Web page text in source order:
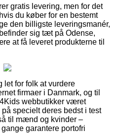
gratis levering, men for det
du køber for en bestemt
den billigste leveringsmanér,
sig tæt på Odense,
at få leveret produkterne til
let for folk at vurdere
firmaer i Danmark, og til
webbutikker været
specielt deres bedst i test
til mænd og kvinder –
garantere portofri